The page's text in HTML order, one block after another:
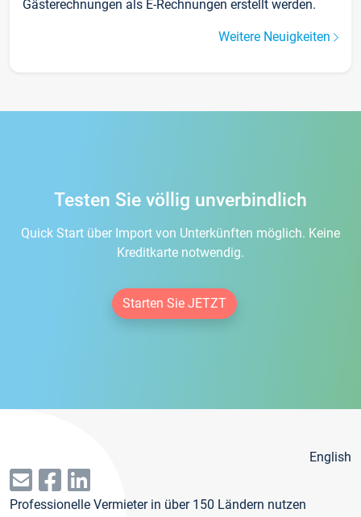
Gästerechnungen als E-Rechnungen erstellt werden.
Weitere Neuigkeiten
Testen Sie völlig unverbindlich
Quick Start über Import von Unterkünften möglich. Keine
Kreditkarte notwendig.
Starten Sie JETZT
English
Professionelle Vermieter in über 150 Ländern nutzen